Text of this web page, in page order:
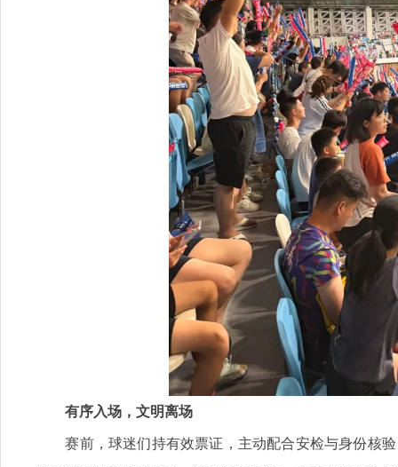
有序入场，文明离场
赛前，球迷们持有效票证，主动配合安检与身份核验